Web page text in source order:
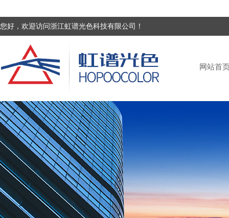
您好，欢迎访问浙江虹谱光色科技有限公司！
网站首